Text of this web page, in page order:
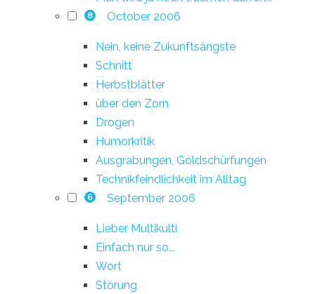
8 October 2006
Nein, keine Zukunftsängste
Schnitt
Herbstblätter
über den Zorn
Drogen
Humorkritik
Ausgrabungen, Goldschürfungen
Technikfeindlichkeit im Alltag
6 September 2006
Lieber Multikulti
Einfach nur so...
Wort
Störung